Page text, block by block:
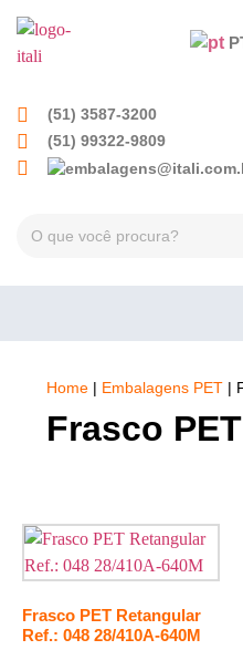
(51) 3587-3200
(51) 99322-9809
Home Embalagens PET
Frasco
Frasco PET Retangular
Ref.: 048 28/410A-640M